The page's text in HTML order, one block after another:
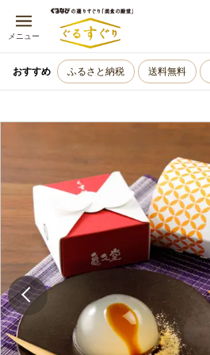
メニュー
おすすめ ふるさと納税 送料無料